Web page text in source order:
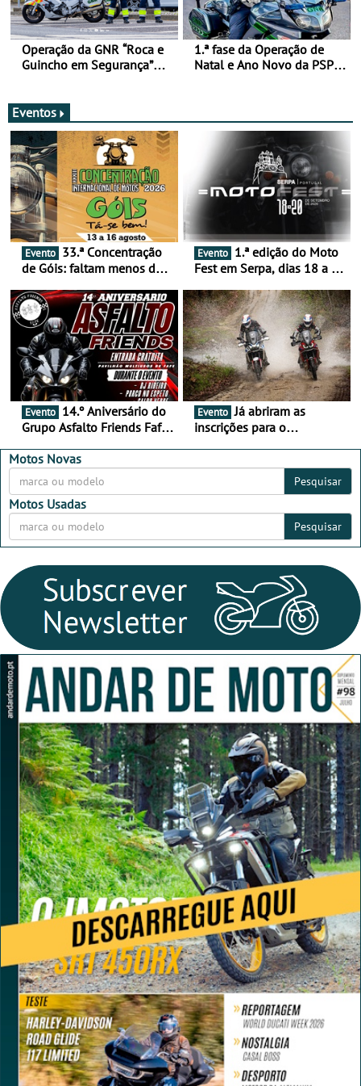
Operação da GNR “Roca e
Guincho em Segurança”
1.ª fase da Operação de
Natal e Ano Novo da PSP e
Eventos
Evento
de Góis: faltam menos de
16 de agosto
Evento
Fest em Serpa, dias 18 a 20
duas rodas invade o Baixo
Alentejo
Evento
Grupo Asfalto Friends Fafe,
2026
Evento Já abriram as
inscrições para o
Motos Novas
Pesquisar
Motos Usadas
Pesquisar